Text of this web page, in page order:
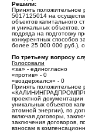
Решили:
Принять
5017125014 на
объектов капитального
и уникальных объектов,
подряда на подготовку
конкурентных способов
более 25 000 000 руб.),
По третьему вопросу
Голосовали
«за» - единогласно
«против» - 0
«воздержался» - 0
Принять положительное
проектной
уникальных объектов
атомной энергии), по
включая договоры,
заключения договоров,
взносам в